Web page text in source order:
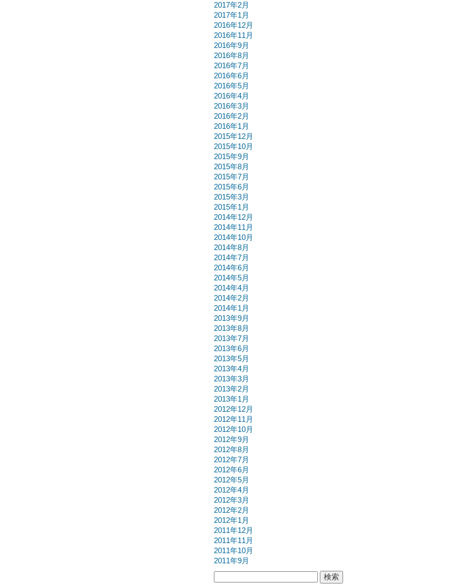
2017年2月
2017年1月
2016年12月
2016年11月
2016年9月
2016年8月
2016年7月
2016年6月
2016年5月
2016年4月
2016年3月
2016年2月
2016年1月
2015年12月
2015年10月
2015年9月
2015年8月
2015年7月
2015年6月
2015年3月
2015年1月
2014年12月
2014年11月
2014年10月
2014年8月
2014年7月
2014年6月
2014年5月
2014年4月
2014年2月
2014年1月
2013年9月
2013年8月
2013年7月
2013年6月
2013年5月
2013年4月
2013年3月
2013年2月
2013年1月
2012年12月
2012年11月
2012年10月
2012年9月
2012年8月
2012年7月
2012年6月
2012年5月
2012年4月
2012年3月
2012年2月
2012年1月
2011年12月
2011年11月
2011年10月
2011年9月